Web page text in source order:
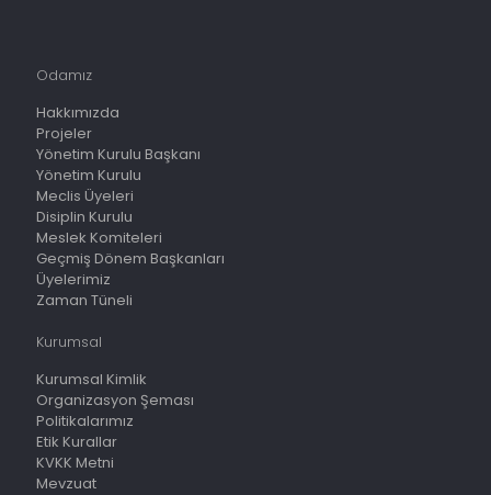
Odamız
Hakkımızda
Projeler
Yönetim Kurulu Başkanı
Yönetim Kurulu
Meclis Üyeleri
Disiplin Kurulu
Meslek Komiteleri
Geçmiş Dönem Başkanları
Üyelerimiz
Zaman Tüneli
Kurumsal
Kurumsal Kimlik
Organizasyon Şeması
Politikalarımız
Etik Kurallar
KVKK Metni
Mevzuat